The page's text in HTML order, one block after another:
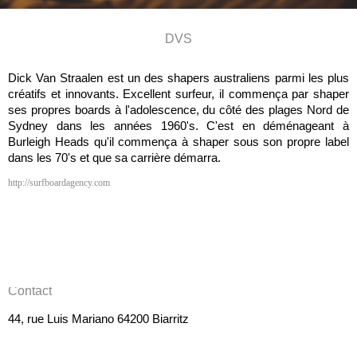
DVS
Dick Van Straalen est un des shapers australiens parmi les plus
créatifs et innovants. Excellent surfeur, il commença par shaper
ses propres boards à l'adolescence, du côté des plages Nord de
Sydney dans les années 1960's. C'est en déménageant à
Burleigh Heads qu'il commença à shaper sous son propre label
dans les 70's et que sa carrière démarra.
http://surfboardagency.com
Contact
44, rue Luis Mariano 64200 Biarritz